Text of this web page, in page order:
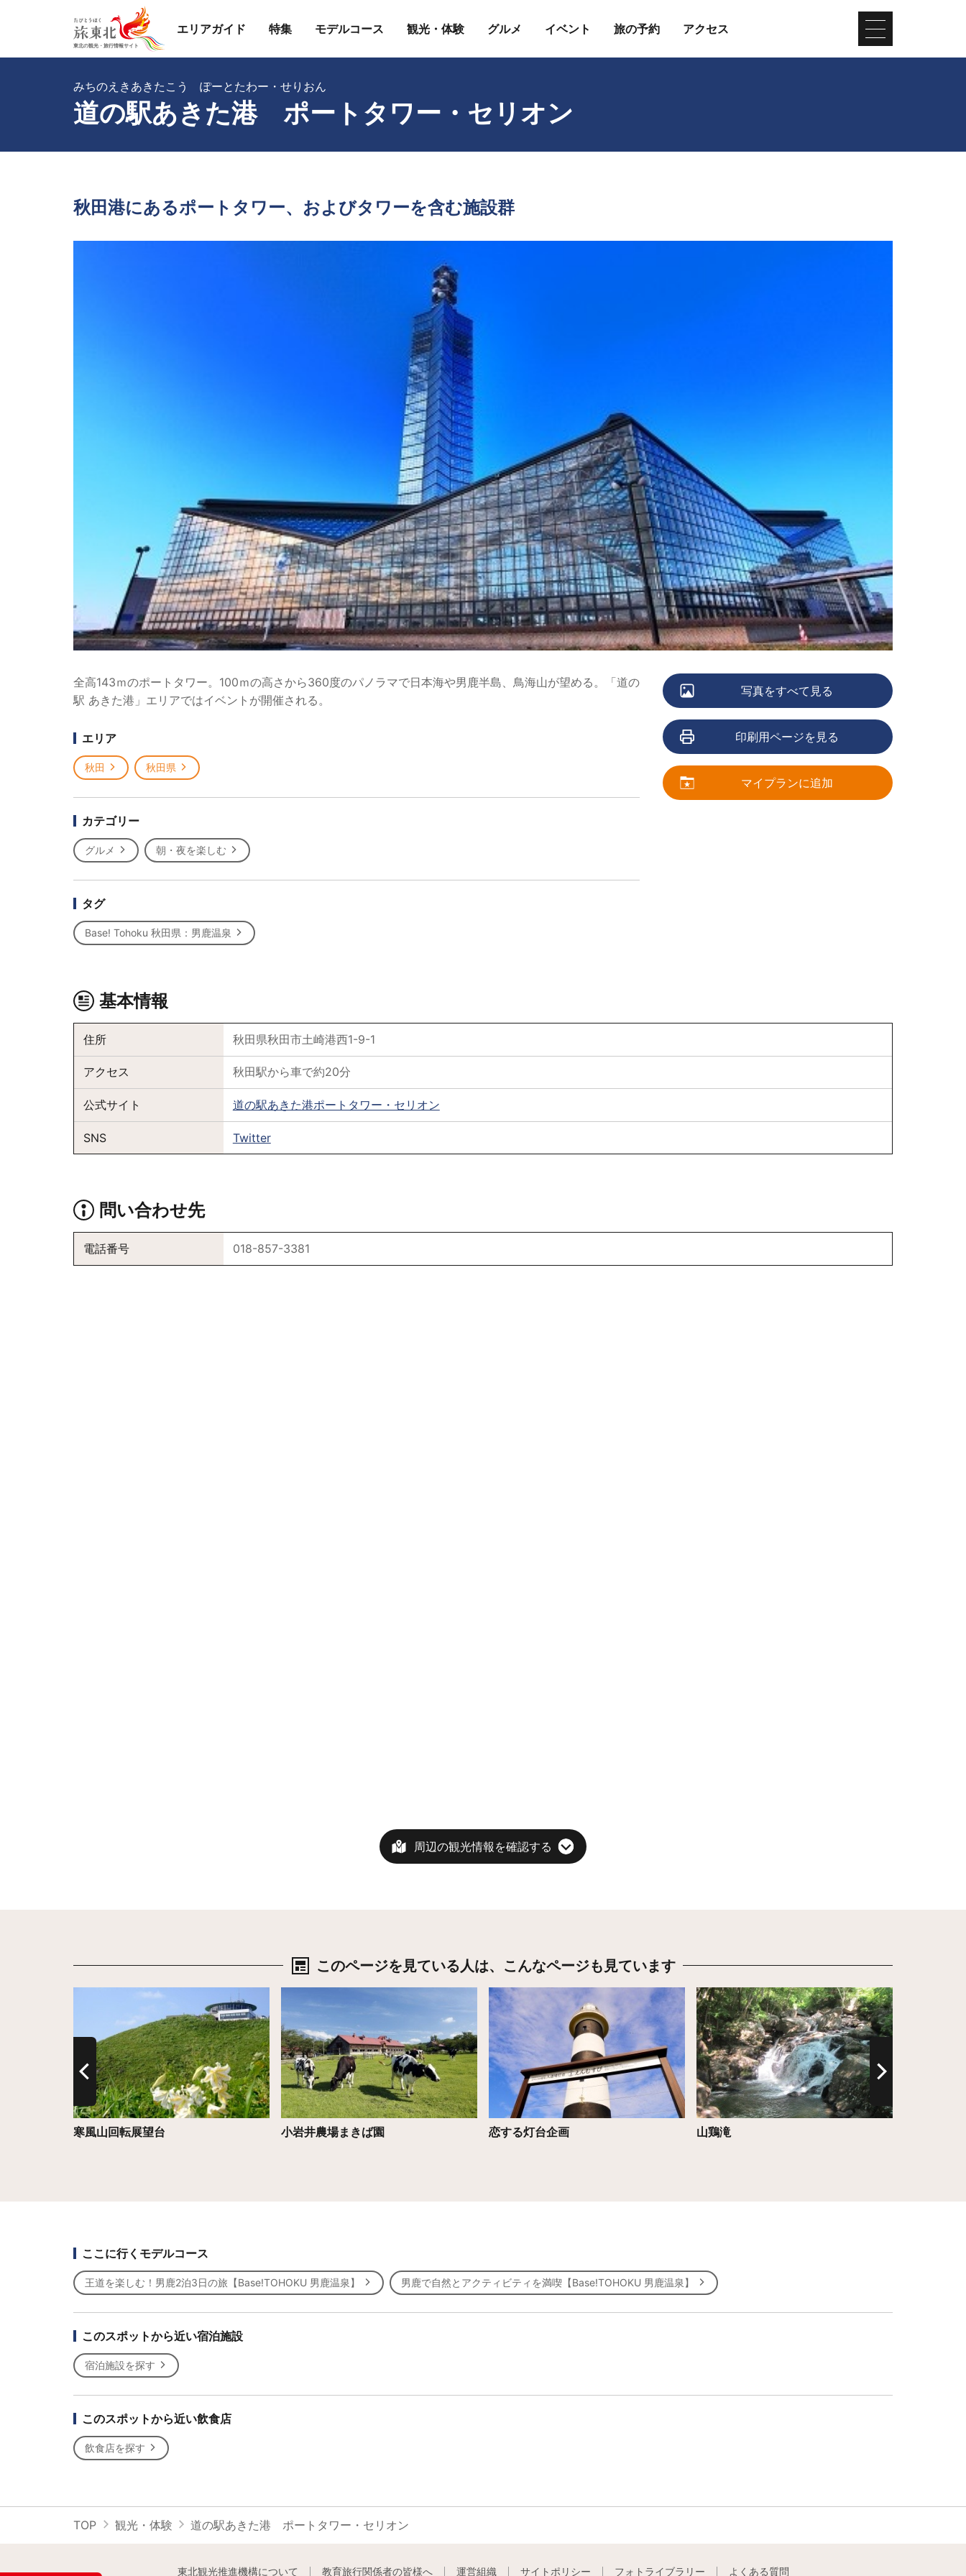
エリアガイド 特集 モデルコース 観光・体験 グルメ イベント 旅の予約 アクセス
道の駅あきた港 ポートタワー・セリオン
みちのえきあきたこう ぽーとたわー・せりおん
秋田港にあるポートタワー、およびタワーを含む施設群
全高143ｍのポートタワー。100ｍの高さから360度のパノラマで日本海や男鹿半島、鳥海山が望める。「道の
駅 あきた港」エリアではイベントが開催される。
エリア
秋田 秋田県
カテゴリー
グルメ 朝・夜を楽しむ
タグ
Base! Tohoku 秋田県：男鹿温泉
写真をすべて見る
印刷用ページを見る
マイプランに追加
基本情報
住所 秋田県秋田市土崎港西1-9-1
アクセス 秋田駅から車で約20分
公式サイト 道の駅あきた港ポートタワー・セリオン
SNS Twitter
問い合わせ先
電話番号 018-857-3381
周辺の観光情報を確認する
このページを見ている人は、 こんなページも見ています
寒風山回転展望台 小岩井農場まきば園 恋する灯台企画
詳細はこちら
山鶏滝
詳細はこちら
ここに行くモデルコース
王道を楽しむ！男鹿2泊3日の旅【Base!TOHOKU 男鹿温泉】 男鹿で自然とアクティビティを満喫【Base!TOHOKU 男鹿温泉】
このスポットから近い宿泊施設
宿泊施設を探す
このスポットから近い飲食店
飲食店を探す
TOP 観光・体験 道の駅あきた港 ポートタワー・セリオン
東北観光推進機構について 教育旅行関係者の皆様へ 運営組織 サイトポリシー フォトライブラリー よくある質問